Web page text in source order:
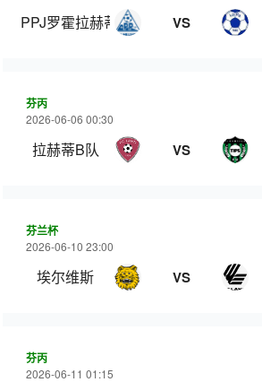
PPJ罗霍拉赫蒂 VS
芬丙
2026-06-06 00:30
拉赫蒂B队 VS
芬兰杯
2026-06-10 23:00
埃尔维斯 VS
芬丙
2026-06-11 01:15